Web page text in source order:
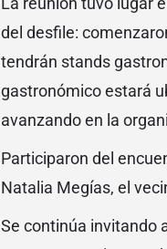
del desfile:
tendrán stands
gastronómico estará
avanzando en la
Participaron del
Natalia Megías, el
Se continúa invitando